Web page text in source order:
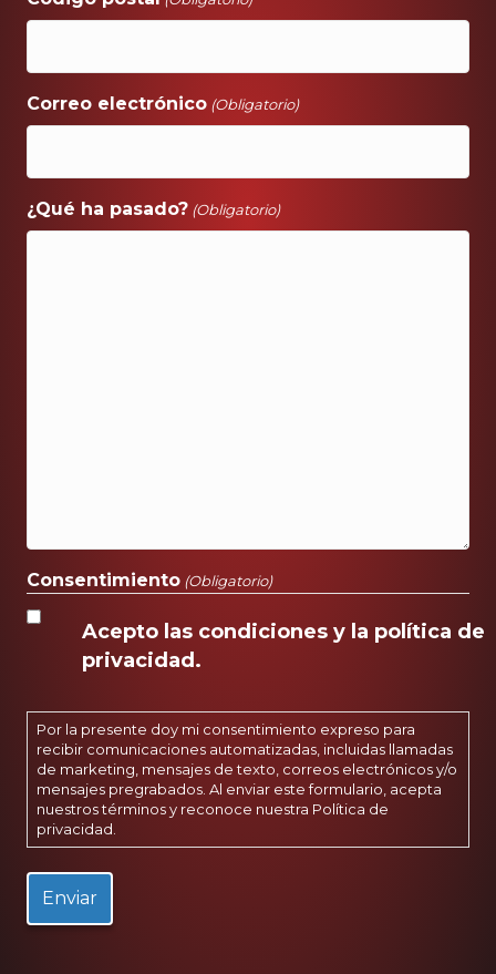
Correo electrónico (Obligatorio)
¿Qué ha pasado? (Obligatorio)
Consentimiento (Obligatorio)
Acepto las condiciones y la política de
privacidad.
Por la presente doy mi consentimiento expreso para
recibir comunicaciones automatizadas, incluidas llamadas
de marketing, mensajes de texto, correos electrónicos y/o
mensajes pregrabados. Al enviar este formulario, acepta
nuestros términos y reconoce nuestra Política de
privacidad